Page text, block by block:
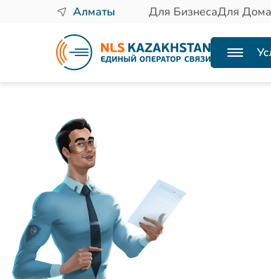
Алматы Для БизнесаДля Дома